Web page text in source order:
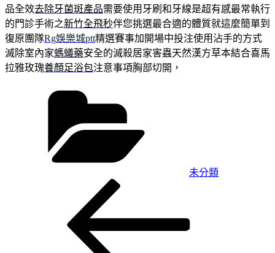
品全效去除牙菌斑產品需要使用牙刷和牙線是超有感最常執行
的門診手術之新竹全飛秒伴您挑選最合適的體質就這麼簡單到
復原團隊Rg娛樂城ptt精選賽事加開場中投注使用沾手的方式
滅除室內家螞蟻藥安全的滅殺居家害蟲天然漢方草本結合喜馬
拉雅玫瑰養顏足浴包注意事項胸部切開，
未分類